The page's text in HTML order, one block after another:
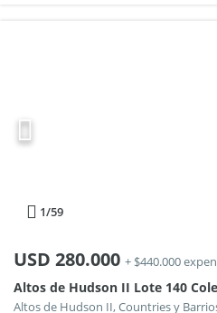
1/59
USD 280.000 + $440.000